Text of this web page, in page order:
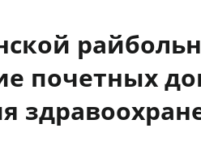
почетных